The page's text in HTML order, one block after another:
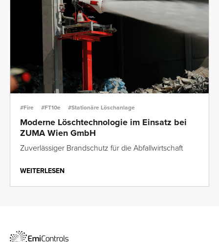
#Fire #FT10e #Stationäre Löschanlage
Moderne Löschtechnologie im Einsatz bei
ZUMA Wien GmbH
Zuverlässiger Brandschutz für die Abfallwirtschaft
WEITERLESEN